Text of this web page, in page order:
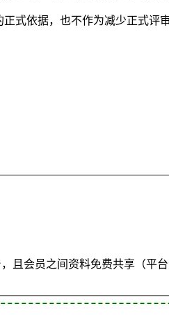
式依据，也不作为减少正式评
且会员之间资料免费共享（平